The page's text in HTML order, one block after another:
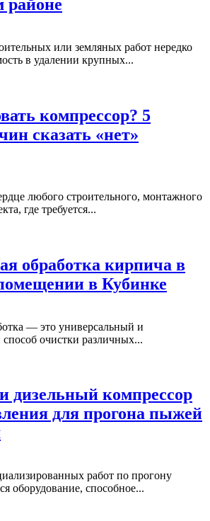
районе
или земляных работ нередко
в удалении крупных...
компрессор? 5
сказать «нет»
любого строительного, монтажного
где требуется...
обработка кирпича в
в Кубинке
— это универсальный и
очистки различных...
дизельный компрессор
для прогона пыжей
работ по прогону
оборудование, способное...